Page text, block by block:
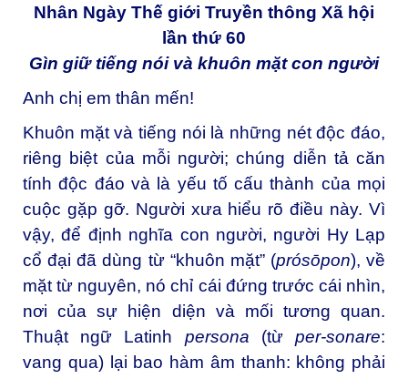
Nhân Ngày Thế giới Truyền thông Xã hội
lần thứ 60
Gìn giữ tiếng nói và khuôn mặt con người
Anh chị em thân mến!
Khuôn mặt và tiếng nói là những nét độc đáo,
riêng biệt của mỗi người; chúng diễn tả căn
tính độc đáo và là yếu tố cấu thành của mọi
cuộc gặp gỡ. Người xưa hiểu rõ điều này. Vì
vậy, để định nghĩa con người, người Hy Lạp
cổ đại đã dùng từ “khuôn mặt” (prósōpon), về
mặt từ nguyên, nó chỉ cái đứng trước cái nhìn,
nơi của sự hiện diện và mối tương quan.
Thuật ngữ Latinh persona (từper-sonare:
vang qua) lại bao hàm âm thanh: không phải